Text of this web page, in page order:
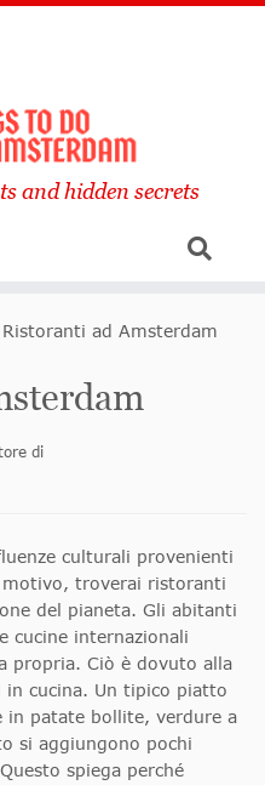
and hidden secrets
Ristoranti ad Amsterdam
di
culturali provenienti
troverai ristoranti
del pianeta. Gli abitanti
cucine internazionali
propria. Ciò è dovuto alla
in cucina. Un tipico piatto
in patate bollite, verdure a
si aggiungono pochi
spiega perché